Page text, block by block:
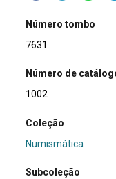
Número tombo
7631
Número de
1002
Coleção
Numismática
Subcoleção